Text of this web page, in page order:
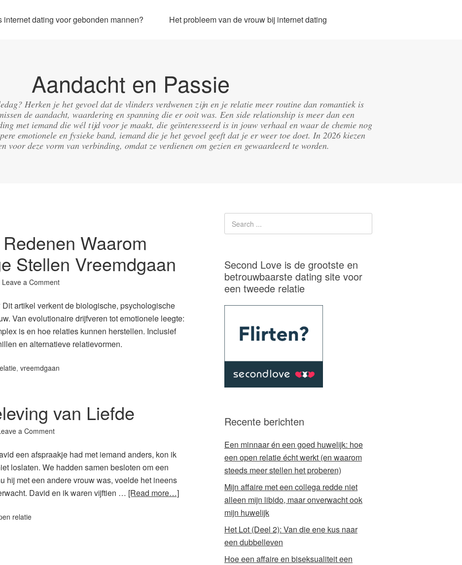
internet dating voor gebonden mannen? Het probleem van de vrouw bij internet dating
Aandacht en Passie
Herken je het gevoel dat de vlinders verdwenen zijn en je relatie meer routine dan romantiek is
de aandacht, waardering en spanning die er ooit was. Een side relationship is meer dan een
met iemand die wél tijd voor je maakt, die geïnteresseerd is in jouw verhaal en waar de chemie nog
emotionele en fysieke band, iemand die je het gevoel geeft dat je er weer toe doet. In 2026 kiezen
voor deze vorm van verbinding, omdat ze verdienen om gezien en gewaardeerd te worden.
Waarom
Stellen Vreemdgaan
Leave a Comment
artikel verkent de biologische, psychologische
Van evolutionaire drijfveren tot emotionele leegte:
is en hoe relaties kunnen herstellen. Inclusief
en alternatieve relatievormen.
, vreemdgaan
van Liefde
a Comment
een afspraakje had met iemand anders, kon ik
loslaten. We hadden samen besloten om een
hij met een andere vrouw was, voelde het ineens
David en ik waren vijftien … [Read more…]
relatie
Second Love is de grootste en
betrouwbaarste dating site voor
een tweede relatie
Recente berichten
Een minnaar én een goed huwelijk: hoe
een open relatie écht werkt (en waarom
steeds meer stellen het proberen)
Mijn affaire met een collega redde niet
alleen mijn libido, maar onverwacht ook
mijn huwelijk
Het Lot (Deel 2): Van die ene kus naar
een dubbelleven
Hoe een affaire en biseksualiteit een